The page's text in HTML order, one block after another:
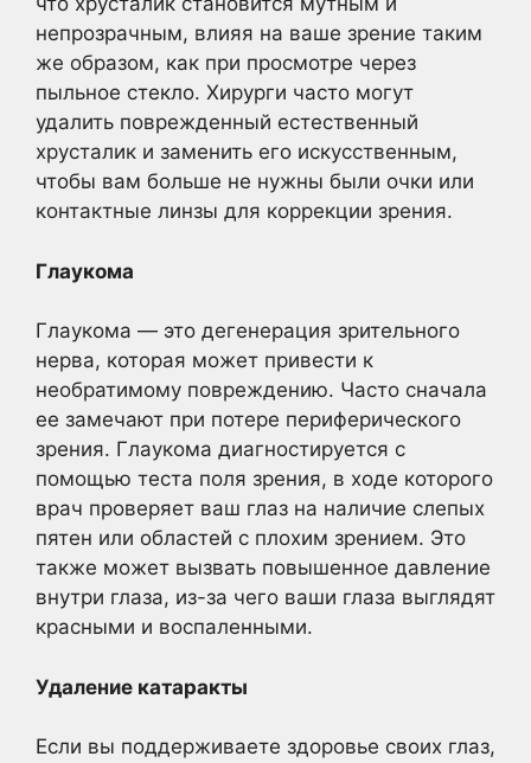
непрозрачным, влияя на ваше зрение таким
же образом, как при просмотре через
пыльное стекло. Хирурги часто могут
удалить поврежденный естественный
хрусталик и заменить его искусственным,
чтобы вам больше не нужны были очки или
контактные линзы для коррекции зрения.
Глаукома
Глаукома — это дегенерация зрительного
нерва, которая может привести к
необратимому повреждению. Часто сначала
ее замечают при потере периферического
зрения. Глаукома диагностируется с
помощью теста поля зрения, в ходе которого
врач проверяет ваш глаз на наличие слепых
пятен или областей с плохим зрением. Это
также может вызвать повышенное давление
внутри глаза, из-за чего ваши глаза выглядят
красными и воспаленными.
Удаление катаракты
Если вы поддерживаете здоровье своих глаз,